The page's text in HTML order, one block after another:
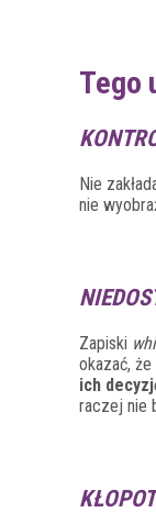
Tego
Nie
nie
Zapiski
okazać,
ich
raczej nie